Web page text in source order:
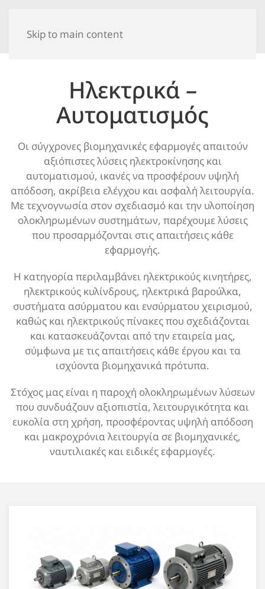
Skip to main content
Ηλεκτρικά –
Αυτοματισμός
Οι σύγχρονες βιομηχανικές εφαρμογές απαιτούν
αξιόπιστες λύσεις ηλεκτροκίνησης και
αυτοματισμού, ικανές να προσφέρουν υψηλή
απόδοση, ακρίβεια ελέγχου και ασφαλή λειτουργία.
Με τεχνογνωσία στον σχεδιασμό και την υλοποίηση
ολοκληρωμένων συστημάτων, παρέχουμε λύσεις
που προσαρμόζονται στις απαιτήσεις κάθε
εφαρμογής.
Η κατηγορία περιλαμβάνει ηλεκτρικούς κινητήρες,
ηλεκτρικούς κυλίνδρους, ηλεκτρικά βαρούλκα,
συστήματα ασύρματου και ενσύρματου χειρισμού,
καθώς και ηλεκτρικούς πίνακες που σχεδιάζονται
και κατασκευάζονται από την εταιρεία μας,
σύμφωνα με τις απαιτήσεις κάθε έργου και τα
ισχύοντα βιομηχανικά πρότυπα.
Στόχος μας είναι η παροχή ολοκληρωμένων λύσεων
που συνδυάζουν αξιοπιστία, λειτουργικότητα και
ευκολία στη χρήση, προσφέροντας υψηλή απόδοση
και μακροχρόνια λειτουργία σε βιομηχανικές,
ναυτιλιακές και ειδικές εφαρμογές.